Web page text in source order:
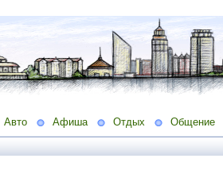
Авто Афиша Отдых Общение